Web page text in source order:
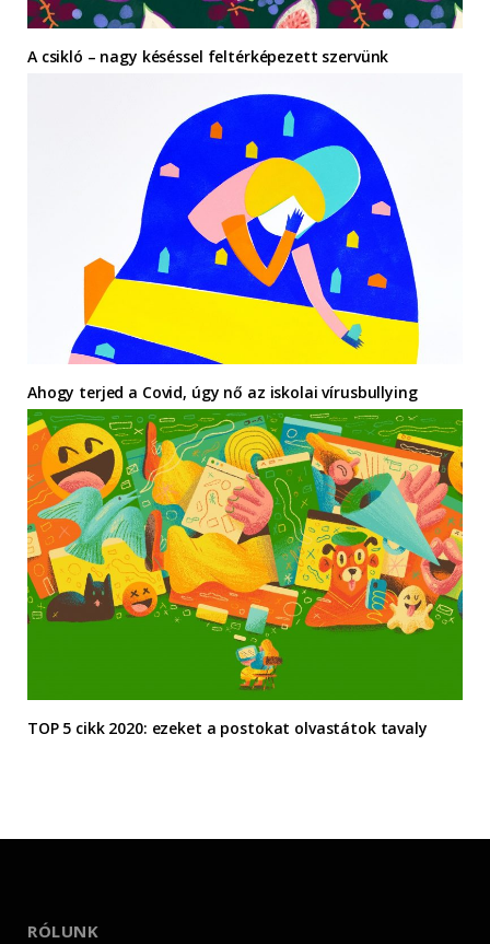
A csikló – nagy késéssel feltérképezett szervünk
Ahogy terjed a Covid, úgy nő az iskolai vírusbullying
TOP 5 cikk 2020: ezeket a postokat olvastátok tavaly
RÓLUNK